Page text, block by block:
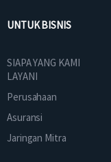
UNTUK BISNIS
SIAPA YANG KAMI
LAYANI
Perusahaan
Asuransi
Jaringan Mitra